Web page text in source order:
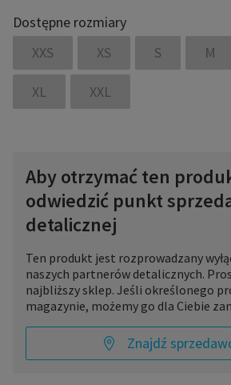
Dostępne rozmiary
XXS
XS S M
XL XXL
Aby otrzymać ten
odwiedzić punkt
detalicznej
Ten produkt jest rozprowadzany
naszych partnerów detalicznych.
najbliższy sklep. Jeśli określonego
magazynie, możemy go dla Ciebie
Znajdź